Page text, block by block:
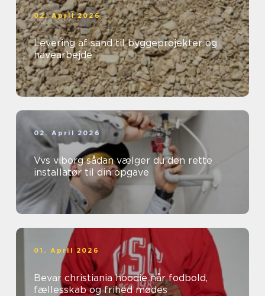
02. April 2026
Levering af sand til byggeprojekter og
havearbejde
02. April 2026
Vvs viborg sådan vælger du den rette
installatør til din opgave
01. April 2026
Bevar christiania hoodie når fodbold,
fællesskab og frihed mødes